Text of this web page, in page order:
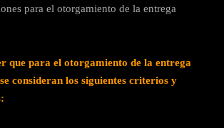
para el otorgamiento de la entrega
que para el otorgamiento de la entrega
consideran los siguientes criterios y